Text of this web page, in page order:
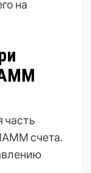
на
часть
счета.